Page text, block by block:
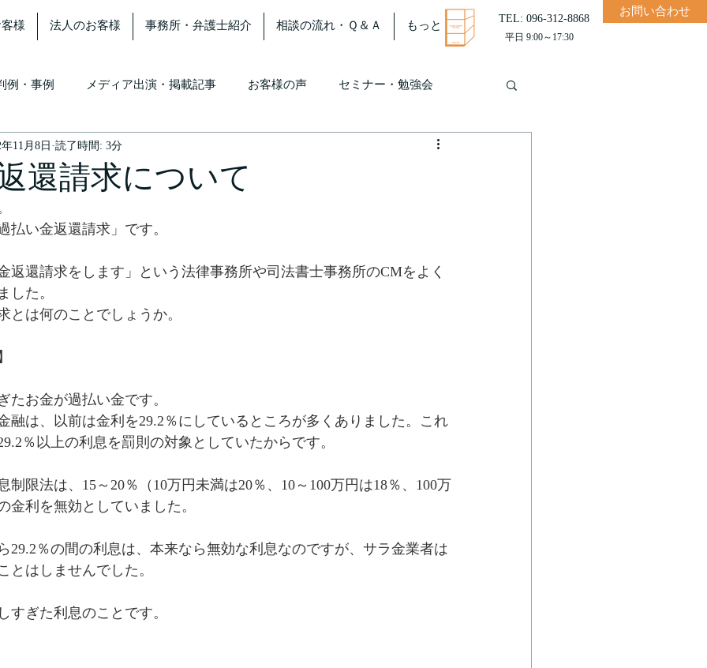
様 法人のお客様 事務所・弁護士紹介 相談の流れ・Ｑ＆Ａ もっと
TEL: 096-312-8868
平日 9:00～17:30
お問い合わせ
例・事例 メディア出演・掲載記事 お客様の声 セミナー・勉強会
還請求について
年11月8日 読了時間: 3分
払い金返還請求」です。
返還請求をします」という法律事務所や司法書士事務所のCMをよく
した。
とは何のことでしょうか。
たお金が過払い金です。
融は、以前は金利を29.2％にしているところが多くありました。これ
％以上の利息を罰則の対象としていたからです。
制限法は、15～20％（10万円未満は20％、10～100万円は18％、100万
金利を無効としていました。
29.2％の間の利息は、本来なら無効な利息なのですが、サラ金業者は
とはしませんでした。
すぎた利息のことです。